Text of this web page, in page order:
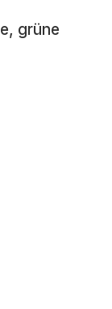
grüne